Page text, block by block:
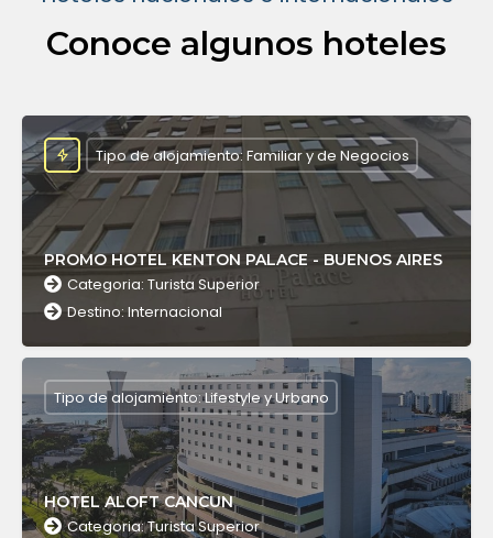
Conoce algunos hoteles
PROMO HOTEL KENTON PALACE - BUENOS AIRES
Categoria: Turista Superior
Destino: Internacional
Tipo de alojamiento: Familiar y de Negocios
HOTEL ALOFT CANCUN
Categoria: Turista Superior
Tipo de alojamiento: Lifestyle y Urbano